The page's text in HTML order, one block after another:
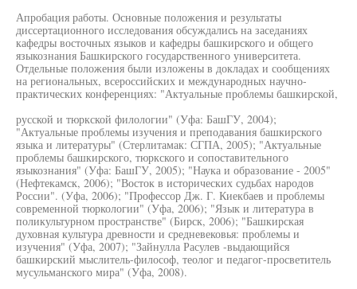
Апробация работы. Основные положения и результаты
диссертационного исследования обсуждались на заседаниях
кафедры восточных языков и кафедры башкирского и общего
языкознания Башкирского государственного университета.
Отдельные положения были изложены в докладах и сообщениях
на региональных, всероссийских и международных научно-
практических конференциях: "Актуальные проблемы башкирской,
русской и тюркской филологии" (Уфа: БашГУ, 2004);
"Актуальные проблемы изучения и преподавания башкирского
языка и литературы" (Стерлитамак: СГПА, 2005); "Актуальные
проблемы башкирского, тюркского и сопоставительного
языкознания" (Уфа: БашГУ, 2005); "Наука и образование - 2005"
(Нефтекамск, 2006); "Восток в исторических судьбах народов
России". (Уфа, 2006); "Профессор Дж. Г. Киекбаев и проблемы
современной тюркологии" (Уфа, 2006); "Язык и литература в
поликультурном пространстве" (Бирск, 2006); "Башкирская
духовная культура древности и средневековья: проблемы и
изучения" (Уфа, 2007); "Зайнулла Расулев -выдающийся
башкирский мыслитель-философ, теолог и педагог-просветитель
мусульманского мира" (Уфа, 2008).